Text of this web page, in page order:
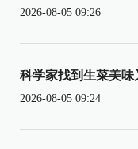
2026-08-05 09:26
科学家找到生菜美
2026-08-05 09:24